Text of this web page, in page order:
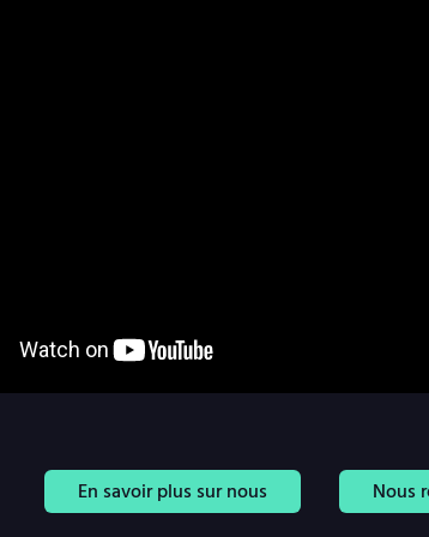
En savoir plus sur nous Nous